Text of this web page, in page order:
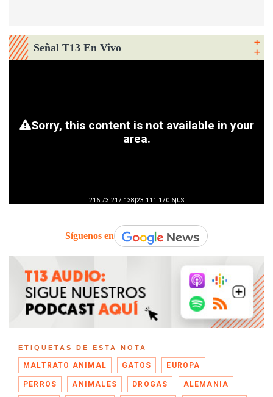
Señal T13 En Vivo
Síguenos en
ETIQUETAS DE ESTA NOTA
MALTRATO ANIMAL GATOS EUROPA
PERROS ANIMALES DROGAS ALEMANIA